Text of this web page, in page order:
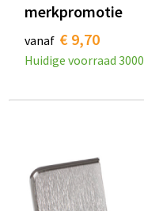
merkpromotie
vanaf € 9,70
Huidige voorraad